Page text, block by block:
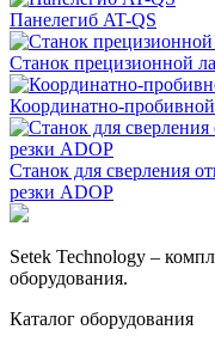
Панелегиб AT-QS
Станок прецизионной
Координатно-
Станок для сверления
резки ADOP
Setek Technology –
оборудования.
Каталог оборудования